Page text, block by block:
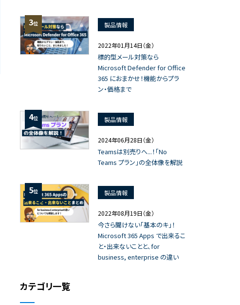
3位 製品情報
2022年01月14日（金）
標的型メール対策なら
Microsoft Defender for Office
365 におまかせ！機能からプラ
ン・価格まで
4位 製品情報
2024年06月28日（金）
Teamsは別売りへ...！「No
Teams プラン」の全体像を解説
5位 製品情報
2022年08月19日（金）
今さら聞けない「基本のキ」！
Microsoft 365 Apps で出来るこ
と・出来ないことと、for
business, enterprise の違い
カテゴリ一覧